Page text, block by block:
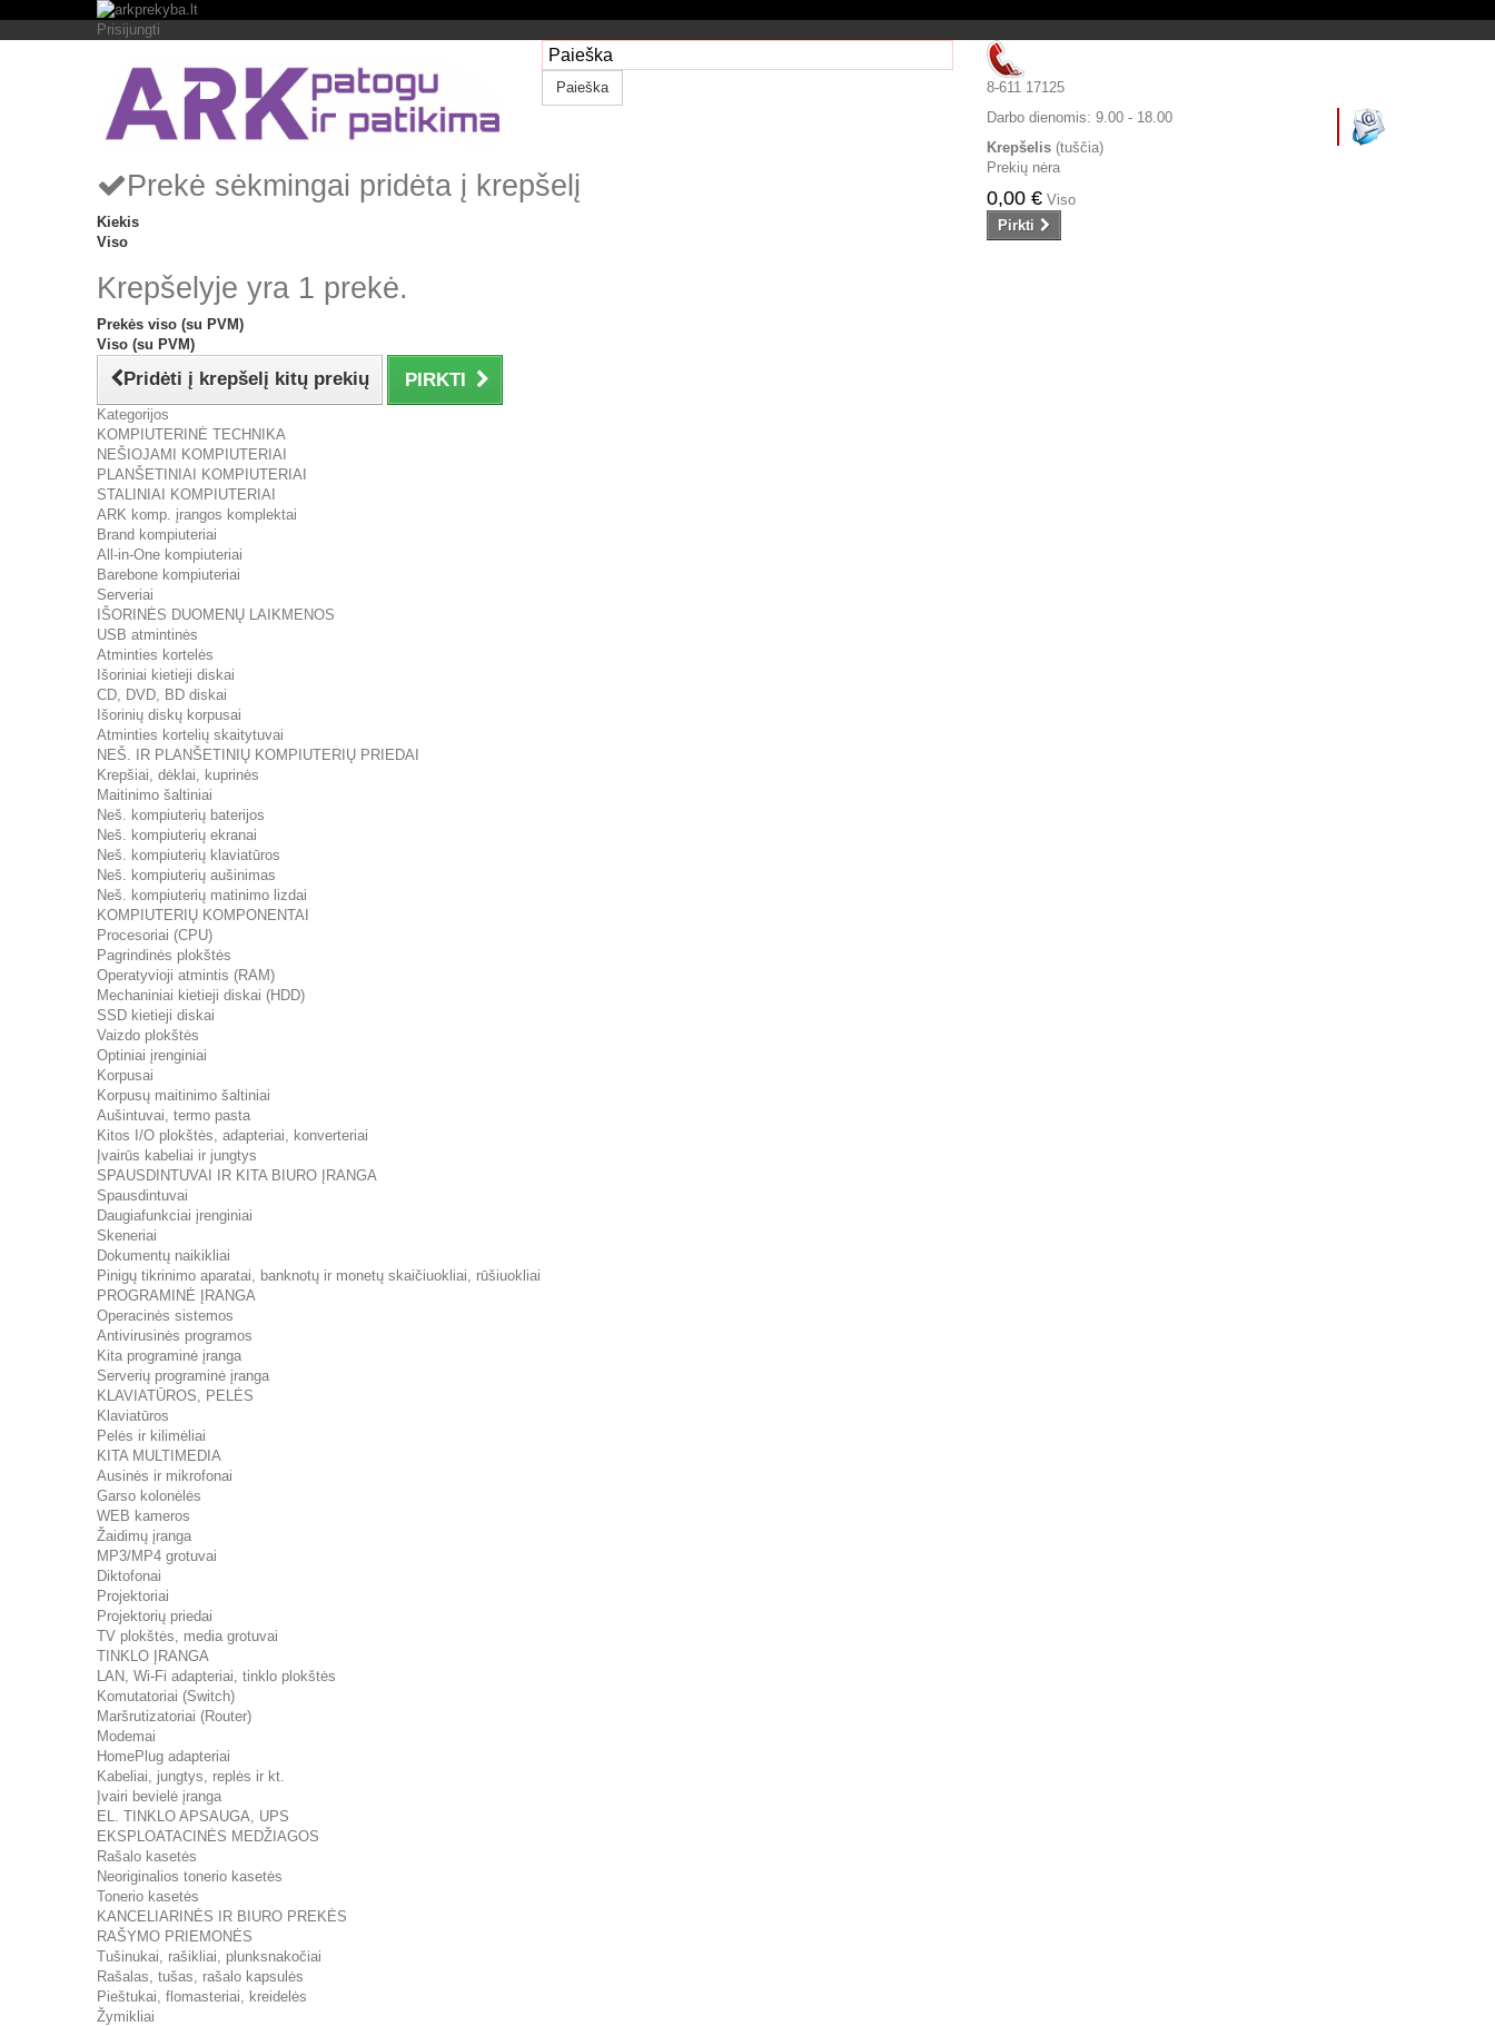
Prisijungti
Paieška
8-611 17125
Darbo dienomis:9.00 - 18.00
Krepšelis (tuščia)
Prekių nėra
0,00 € Viso
Pirkti
Prekė sėkmingai pridėta į krepšelį
Kiekis
Viso
Krepšelyje yra 1 prekė.
Prekės viso (su PVM)
Viso (su PVM)
Pridėti į krepšelį kitų prekių PIRKTI
Kategorijos
KOMPIUTERINĖ TECHNIKA
NEŠIOJAMI KOMPIUTERIAI
PLANŠETINIAI KOMPIUTERIAI
STALINIAI KOMPIUTERIAI
ARK komp. įrangos komplektai
Brand kompiuteriai
All-in-One kompiuteriai
Barebone kompiuteriai
Serveriai
IŠORINĖS DUOMENŲ LAIKMENOS
USB atmintinės
Atminties kortelės
Išoriniai kietieji diskai
CD, DVD, BD diskai
Išorinių diskų korpusai
Atminties kortelių skaitytuvai
NEŠ. IR PLANŠETINIŲ KOMPIUTERIŲ PRIEDAI
Krepšiai, dėklai, kuprinės
Maitinimo šaltiniai
Neš. kompiuterių baterijos
Neš. kompiuterių ekranai
Neš. kompiuterių klaviatūros
Neš. kompiuterių aušinimas
Neš. kompiuterių matinimo lizdai
KOMPIUTERIŲ KOMPONENTAI
Procesoriai (CPU)
Pagrindinės plokštės
Operatyvioji atmintis (RAM)
Mechaniniai kietieji diskai (HDD)
SSD kietieji diskai
Vaizdo plokštės
Optiniai įrenginiai
Korpusai
Korpusų maitinimo šaltiniai
Aušintuvai, termo pasta
Kitos I/O plokštės, adapteriai, konverteriai
Įvairūs kabeliai ir jungtys
SPAUSDINTUVAI IR KITA BIURO ĮRANGA
Spausdintuvai
Daugiafunkciai įrenginiai
Skeneriai
Dokumentų naikikliai
Pinigų tikrinimo aparatai, banknotų ir monetų skaičiuokliai, rūšiuokliai
PROGRAMINĖ ĮRANGA
Operacinės sistemos
Antivirusinės programos
Kita programinė įranga
Serverių programinė įranga
KLAVIATŪROS, PELĖS
Klaviatūros
Pelės ir kilimėliai
KITA MULTIMEDIA
Ausinės ir mikrofonai
Garso kolonėlės
WEB kameros
Žaidimų įranga
MP3/MP4 grotuvai
Diktofonai
Projektoriai
Projektorių priedai
TV plokštės, media grotuvai
TINKLO ĮRANGA
LAN, Wi-Fi adapteriai, tinklo plokštės
Komutatoriai (Switch)
Maršrutizatoriai (Router)
Modemai
HomePlug adapteriai
Kabeliai, jungtys, replės ir kt.
Įvairi bevielė įranga
EL. TINKLO APSAUGA, UPS
EKSPLOATACINĖS MEDŽIAGOS
Rašalo kasetės
Neoriginalios tonerio kasetės
Tonerio kasetės
KANCELIARINĖS IR BIURO PREKĖS
RAŠYMO PRIEMONĖS
Tušinukai, rašikliai, plunksnakočiai
Rašalas, tušas, rašalo kapsulės
Pieštukai, flomasteriai, kreidelės
Žymikliai